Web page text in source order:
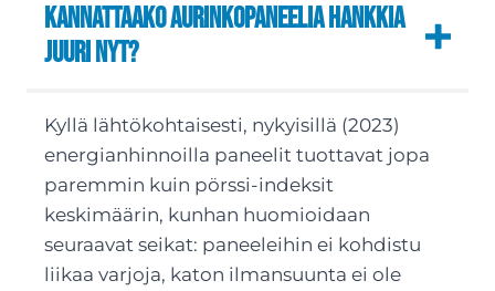
Kannattaako aurinkopaneelia hankkia
juuri nyt?
Kyllä lähtökohtaisesti, nykyisillä (2023)
energianhinnoilla paneelit tuottavat jopa
paremmin kuin pörssi-indeksit
keskimäärin, kunhan huomioidaan
seuraavat seikat: paneeleihin ei kohdistu
liikaa varjoja, katon ilmansuunta ei ole